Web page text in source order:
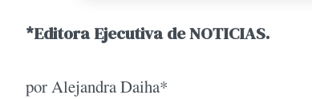
*Editora Ejecutiva de NOTICIAS.
por Alejandra Daiha*